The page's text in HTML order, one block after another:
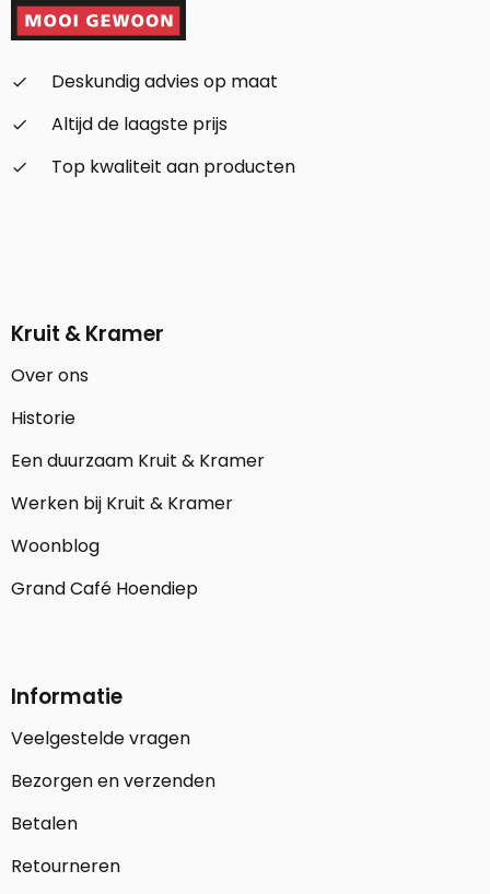
check_small
Deskundig advies op maat
check_small
Altijd de laagste prijs
check_small
Top kwaliteit aan producten
Kruit & Kramer
Over ons
Historie
Een duurzaam Kruit & Kramer
Werken bij Kruit & Kramer
Woonblog
Grand Café Hoendiep
Informatie
Veelgestelde vragen
Bezorgen en verzenden
Betalen
Retourneren